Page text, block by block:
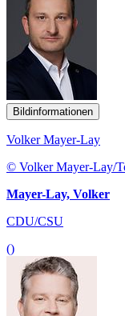
Bildinformationen
Volker Mayer-Lay
© Volker Mayer-Lay/
Mayer-Lay, Volker
CDU/CSU
()